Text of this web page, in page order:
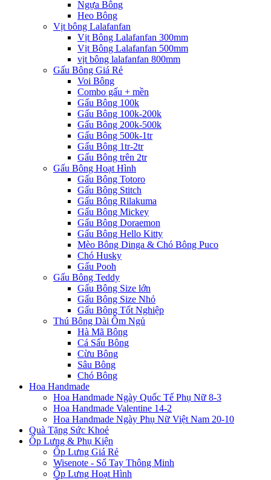
Ngựa Bông
Heo Bông
Vịt bông Lalafanfan
Vịt Bông Lalafanfan 300mm
Vịt Bông Lalafanfan 500mm
vịt bông lalafanfan 800mm
Gấu Bông Giá Rẻ
Voi Bông
Combo gấu + mền
Gấu Bông 100k
Gấu Bông 100k-200k
Gấu Bông 200k-500k
Gấu Bông 500k-1tr
Gấu Bông 1tr-2tr
Gấu Bông trên 2tr
Gấu Bông Hoạt Hình
Gấu Bông Totoro
Gấu Bông Stitch
Gấu Bông Rilakuma
Gấu Bông Mickey
Gấu Bông Doraemon
Gấu Bông Hello Kitty
Mèo Bông Dinga & Chó Bông Puco
Chó Husky
Gấu Pooh
Gấu Bông Teddy
Gấu Bông Size lớn
Gấu Bông Size Nhỏ
Gấu Bông Tốt Nghiệp
Thú Bông Dài Ôm Ngủ
Hà Mã Bông
Cá Sấu Bông
Cừu Bông
Sâu Bông
Chó Bông
Hoa Handmade
Hoa Handmade Ngày Quốc Tế Phụ Nữ 8-3
Hoa Handmade Valentine 14-2
Hoa Handmade Ngày Phụ Nữ Việt Nam 20-10
Quà Tặng Sức Khoẻ
Ốp Lưng & Phụ Kiện
Ốp Lưng Giá Rẻ
Wisenote - Sổ Tay Thông Minh
Ốp Lưng Hoạt Hình